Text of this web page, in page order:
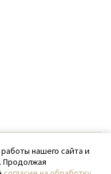
87
нашего сайта и
Продолжая